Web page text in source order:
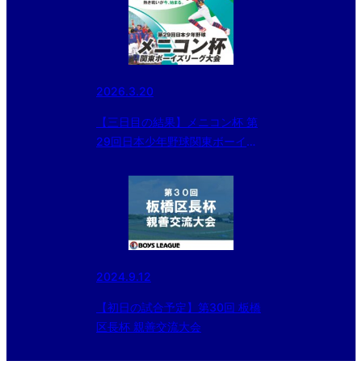
2026.3.20
【三日目の結果】メニコン杯 第
29回日本少年野球関東ボーイズ
2024.9.12
【初日の試合予定】第30回 板橋
区長杯 親善交流大会